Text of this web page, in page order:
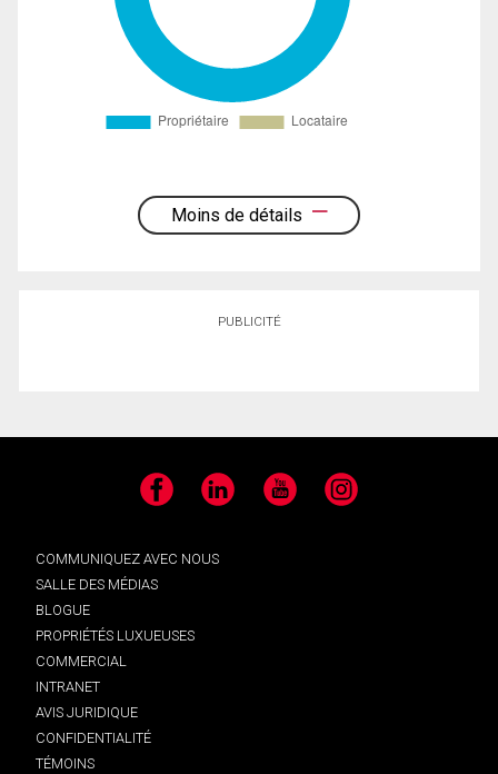
Moins de détails
PUBLICITÉ
Facebook LinkedIn YouTube Instagram
COMMUNIQUEZ AVEC NOUS
SALLE DES MÉDIAS
BLOGUE
PROPRIÉTÉS LUXUEUSES
COMMERCIAL
INTRANET
AVIS JURIDIQUE
CONFIDENTIALITÉ
TÉMOINS